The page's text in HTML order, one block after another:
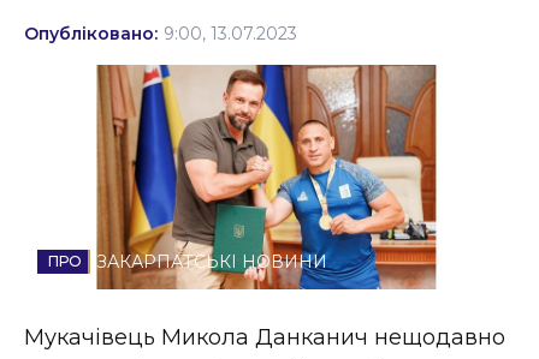
Політика
Соціум
Стиль життя
Втрачений Ужгород
Втрачений Ужгород (відеоверсія)
Опубліковано: 9:00, 13.07.2023
ЗАКАРПАТСЬКІ НОВИНИ
Мукачівець Микола Данканич нещодавно